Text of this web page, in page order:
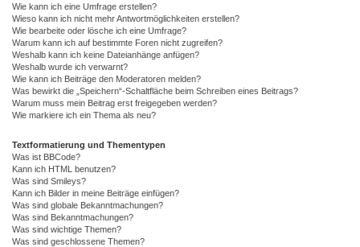
Wie kann ich eine Umfrage erstellen?
Wieso kann ich nicht mehr Antwortmöglichkeiten erstellen?
Wie bearbeite oder lösche ich eine Umfrage?
Warum kann ich auf bestimmte Foren nicht zugreifen?
Weshalb kann ich keine Dateianhänge anfügen?
Weshalb wurde ich verwarnt?
Wie kann ich Beiträge den Moderatoren melden?
Was bewirkt die „Speichern“-Schaltfläche beim Schreiben eines Beitrags?
Warum muss mein Beitrag erst freigegeben werden?
Wie markiere ich ein Thema als neu?
Textformatierung und Thementypen
Was ist BBCode?
Kann ich HTML benutzen?
Was sind Smileys?
Kann ich Bilder in meine Beiträge einfügen?
Was sind globale Bekanntmachungen?
Was sind Bekanntmachungen?
Was sind wichtige Themen?
Was sind geschlossene Themen?